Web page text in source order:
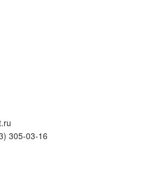
305-03-16